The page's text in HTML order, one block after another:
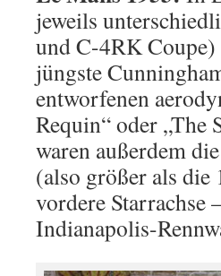
jeweils
und C-4RK
jüngste
entworfenen
Requin“ oder „The
waren außerdem
(also größer als
vordere
Indianapolis-